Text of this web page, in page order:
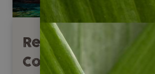
Reisebericht: Valle
Cochamó in der